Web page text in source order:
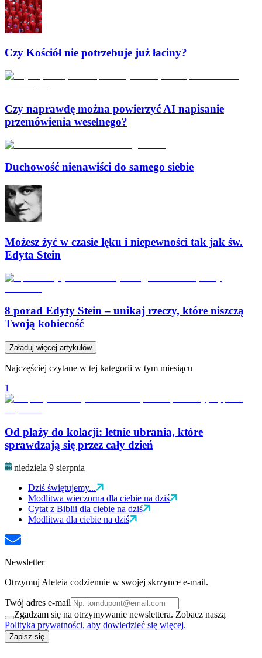
Czy Kościół nie potrzebuje już łaciny?
Czy naprawdę można powierzyć AI napisanie
przemówienia weselnego?
Duchowość nienawiści do samego siebie
Możesz żyć w czasie lęku i niepewności tak jak św.
Edyta Stein
8 porad Edyty Stein – unikaj rzeczy, które niszczą
Twoją kobiecość
Załaduj więcej artykułów
Najczęściej czytane w tej kategorii w tym miesiącu
1
Od plaży do kolacji: letnie ubrania, które
sprawdzają się przez cały dzień
niedziela 9 sierpnia
Dziś świętujemy...
Modlitwa wieczorna dla ciebie na dziś
Cytat z Biblii dla ciebie na dziś
Modlitwa dla ciebie na dziś
Newsletter
Otrzymuj Aleteia codziennie w swojej skrzynce e-mail.
Twój adres e-mail
Zgadzam się na otrzymywanie newslettera. Zobacz naszą
Polityka prywatności, aby dowiedzieć się więcej.
Zapisz się